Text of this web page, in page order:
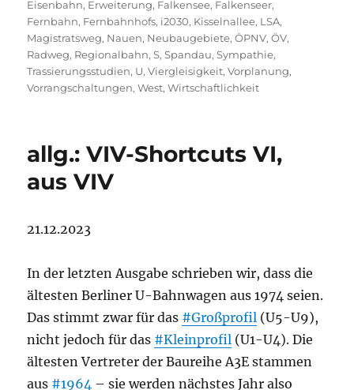
Eisenbahn, Erweiterung, Falkensee, Falkenseer,
Fernbahn, Fernbahnhofs, i2030, Kisselnallee, LSA,
Magistratsweg, Nauen, Neubaugebiete,ÖPNV,ÖV,
Radweg, Regionalbahn,S,Spandau,Sympathie,
Trassierungsstudien, U,Viergleisigkeit,Vorplanung,
Vorrangschaltungen,West,Wirtschaftlichkeit
allg.: VIV-Shortcuts VI,
aus VIV
21.12.2023
In der letzten Ausgabe schrieben wir, dass die
ältesten Berliner U-Bahnwagen aus 1974 seien.
Das stimmt zwar für das #Großprofil (U5-U9),
nicht jedoch für das #Kleinprofil (U1-U4). Die
ältesten Vertreter der Baureihe A3E stammen
aus #1964 – sie werden nächstes Jahr also